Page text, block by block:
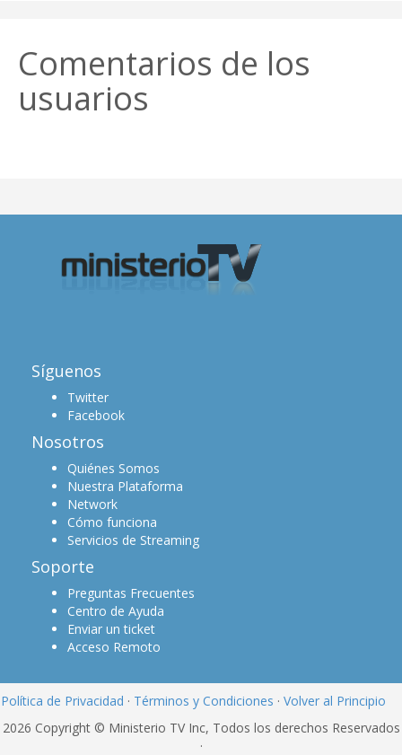
Comentarios de los
usuarios
Síguenos
Twitter
Facebook
Nosotros
Quiénes Somos
Nuestra Plataforma
Network
Cómo funciona
Servicios de Streaming
Soporte
Preguntas Frecuentes
Centro de Ayuda
Enviar un ticket
Acceso Remoto
Política de Privacidad · Términos y Condiciones · Volver al Principio
2026 Copyright © Ministerio TV Inc, Todos los derechos Reservados
·